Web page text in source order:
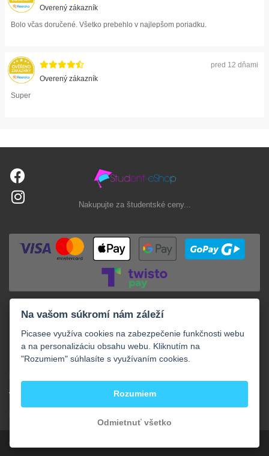
Overený zákazník
Bolo včas doručené. Všetko prebehlo v najlepšom poriadku.
pred 12 dňami
Overený zákazník
Super
Nakupujte za študentské ceny...
VAŠE OBJEDNÁVKY
Copyright © 2013 - 2026 Student-eShop.sk
Na vašom súkromí nám záleží
Picasee využíva cookies na zabezpečenie funkčnosti webu
a na personalizáciu obsahu webu. Kliknutím na
"Rozumiem" súhlasíte s využívaním cookies.
Rozumiem
Odmietnuť všetko